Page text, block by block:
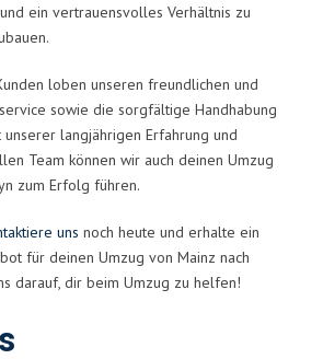
ein vertrauensvolles Verhältnis zu
loben unseren freundlichen und
sowie die sorgfältige Handhabung
unserer langjährigen Erfahrung und
Team können wir auch deinen Umzug
zum Erfolg führen.
uns noch heute und erhalte ein
für deinen Umzug von Mainz nach
darauf, dir beim Umzug zu helfen!